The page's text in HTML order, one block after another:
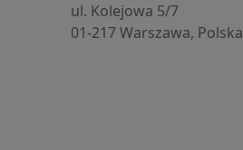
ul. Kolejowa 5/7
01-217 Warszawa, Polska